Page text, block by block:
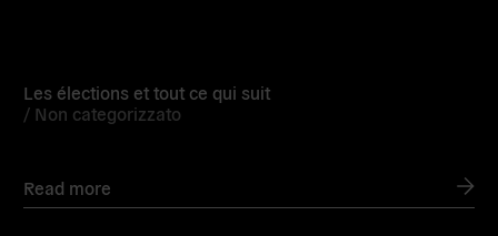
Les élections et tout ce qui suit
/ Non categorizzato
Read more